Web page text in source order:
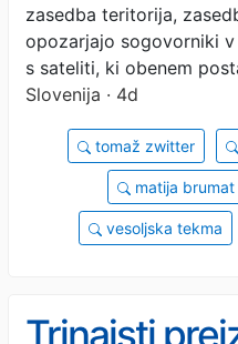
zasedba teritorija,
opozarjajo sogovorniki
s sateliti, ki obenem
Slovenija · 4d
tomaž zwitter
matija brumat
vesoljska tekma
Trinajsti